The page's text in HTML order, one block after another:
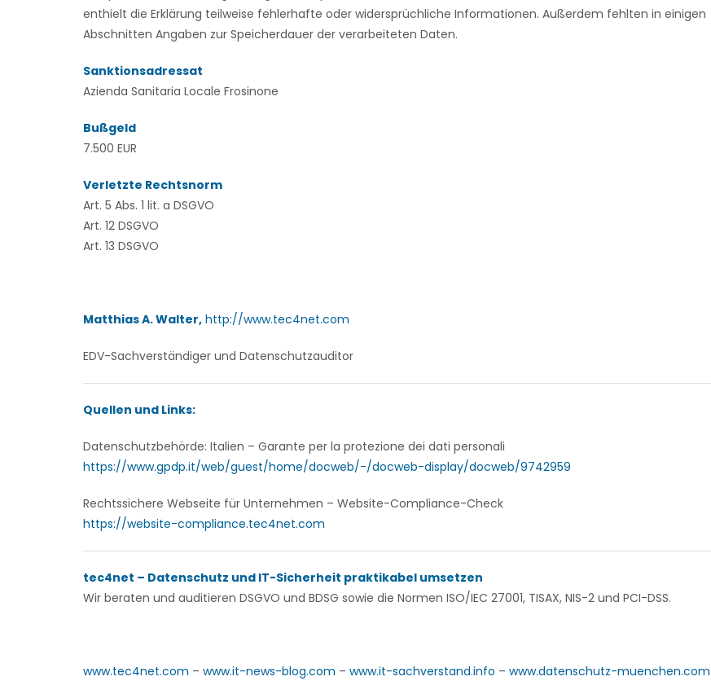
enthielt die Erklärung teilweise fehlerhafte oder widersprüchliche Informationen. Außerdem fehlten in einigen
Abschnitten Angaben zur Speicherdauer der verarbeiteten Daten.
Sanktionsadressat
Azienda Sanitaria Locale Frosinone
Bußgeld
7.500 EUR
Verletzte Rechtsnorm
Art. 5 Abs. 1 lit. a DSGVO
Art. 12 DSGVO
Art. 13 DSGVO
Matthias A. Walter, http://www.tec4net.com
EDV-Sachverständiger und Datenschutzauditor
Quellen und Links:
Datenschutzbehörde: Italien – Garante per la protezione dei dati personali
https://www.gpdp.it/web/guest/home/docweb/-/docweb-display/docweb/9742959
Rechtssichere Webseite für Unternehmen – Website-Compliance-Check
https://website-compliance.tec4net.com
tec4net – Datenschutz und IT-Sicherheit praktikabel umsetzen
Wir beraten und auditieren DSGVO und BDSG sowie die Normen ISO/IEC 27001, TISAX, NIS-2 und PCI-DSS.
www.tec4net.com – www.it-news-blog.com – www.it-sachverstand.info – www.datenschutz-muenchen.com